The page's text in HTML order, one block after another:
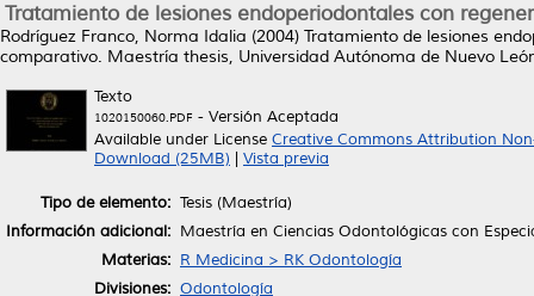
Tratamiento de lesiones endoperiodontales con
Rodríguez Franco, Norma Idalia (2004) Tratamiento de lesiones
comparativo. Maestría thesis, Universidad Autónoma de Nuevo
Texto
1020150060.PDF - Versión Aceptada
Available under License Creative Commons Attribution
Download (25MB)
Vista previa
Tipo de elemento: Tesis (Maestría)
Información adicional: Maestría en Ciencias Odontológicas con
Materias: R Medicina > RK Odontología
Divisiones: Odontología